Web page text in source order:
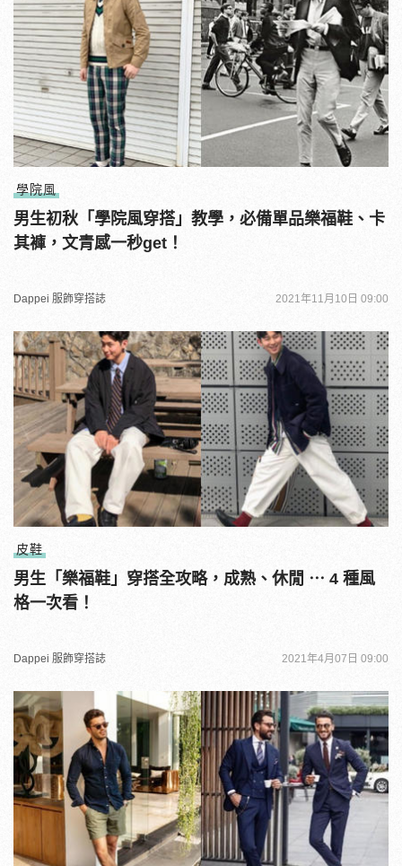
學院風
男生初秋「學院風穿搭」教學，必備單品樂福鞋、卡
其褲，文青感一秒get！
Dappei 服飾穿搭誌 2021年11月10日 09:00
皮鞋
男生「樂福鞋」穿搭全攻略，成熟、休閒 ⋯ 4 種風
格一次看！
Dappei 服飾穿搭誌 2021年4月07日 09:00